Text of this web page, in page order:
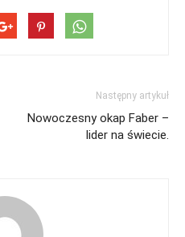
Następny artykuł
Nowoczesny okap Faber –
lider na świecie.